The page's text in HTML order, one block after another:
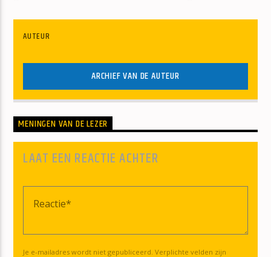
AUTEUR
ARCHIEF VAN DE AUTEUR
MENINGEN VAN DE LEZER
LAAT EEN REACTIE ACHTER
Je e-mailadres wordt niet gepubliceerd. Verplichte velden zijn